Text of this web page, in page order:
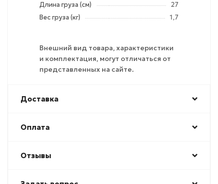
Длина груза (см)
27
Вес груза (кг)
1,7
Внешний вид товара, характеристики
и комплектация, могут отличаться от
представленных на сайте.
Доставка
Оплата
Отзывы